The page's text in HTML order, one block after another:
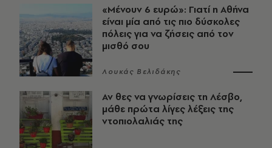
«Μένουν 6 ευρώ»: Γιατί η Αθήνα
είναι μία από τις πιο δύσκολες
πόλεις για να ζήσεις από τον
μισθό σου
Λουκάς Βελιδάκης
Αν θες να γνωρίσεις τη Λέσβο,
μάθε πρώτα λίγες λέξεις της
ντοπιολαλιάς της